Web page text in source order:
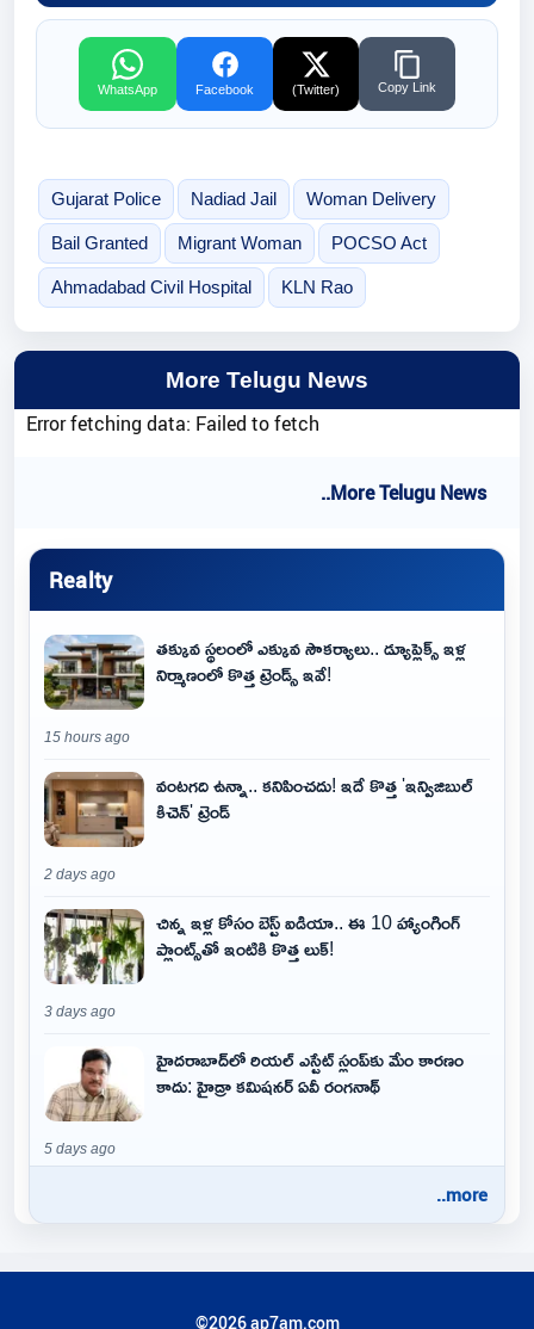
WhatsApp Facebook (Twitter) Copy Link
Gujarat Police Nadiad Jail Woman Delivery
Bail Granted Migrant Woman POCSO Act
Ahmadabad Civil Hospital KLN Rao
More Telugu News
Error fetching data: Failed to fetch
..More Telugu News
Realty
తక్కువ స్థలంలో ఎక్కువ సౌకర్యాలు.. డ్యూప్లెక్స్ ఇళ్ల
నిర్మాణంలో కొత్త ట్రెండ్స్ ఇవే!
15 hours ago
వంటగది ఉన్నా.. కనిపించదు! ఇదే కొత్త 'ఇన్విజిబుల్
కిచెన్' ట్రెండ్
2 days ago
చిన్న ఇళ్ల కోసం బెస్ట్ ఐడియా.. ఈ 10 హ్యాంగింగ్
ప్లాంట్స్‌తో ఇంటికి కొత్త లుక్!
3 days ago
హైదరాబాద్‌లో రియల్ ఎస్టేట్ స్లంప్‌కు మేం కారణం
కాదు: హైడ్రా కమిషనర్ ఏవీ రంగనాథ్
5 days ago
..more
©2026 ap7am.com